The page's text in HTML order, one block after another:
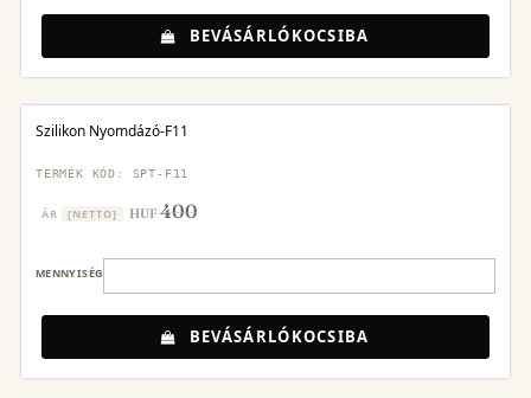
BEVÁSÁRLÓKOCSIBA
Szilikon Nyomdázó-F11
TERMÉK KÓD: SPT-F11
ÁR [NETTO] HUF400
MENNYISÉG
BEVÁSÁRLÓKOCSIBA